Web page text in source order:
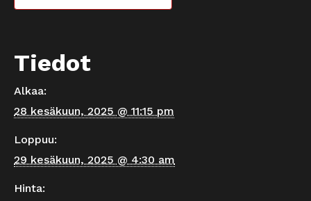
Tiedot
Alkaa:
28 kesäkuun, 2025 @ 11:15 pm
Loppuu:
29 kesäkuun, 2025 @ 4:30 am
Hinta: